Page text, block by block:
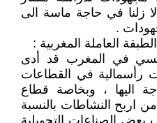
لا زلنا في حاجة ماسة الى
.
في المغرب قد أدى
رأسمالية في القطاعات
اليها ، وبخاصة قطاع
من اربح النشاطات بالنسبة